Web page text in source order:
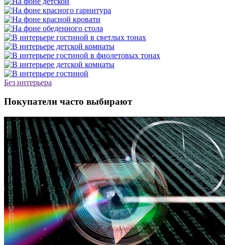
Без интерьера
Покупатели часто выбирают